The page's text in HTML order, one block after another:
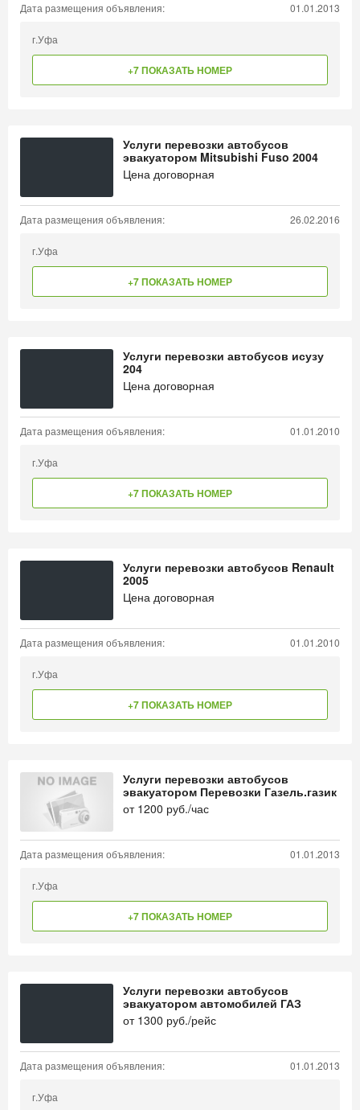
Дата размещения объявления: 01.01.2013
г.Уфа
+7 ПОКАЗАТЬ НОМЕР
Услуги перевозки автобусов
эвакуатором Mitsubishi Fuso 2004
Цена договорная
Дата размещения объявления: 26.02.2016
г.Уфа
+7 ПОКАЗАТЬ НОМЕР
Услуги перевозки автобусов исузу
204
Цена договорная
Дата размещения объявления: 01.01.2010
г.Уфа
+7 ПОКАЗАТЬ НОМЕР
Услуги перевозки автобусов Renault
2005
Цена договорная
Дата размещения объявления: 01.01.2010
г.Уфа
+7 ПОКАЗАТЬ НОМЕР
Услуги перевозки автобусов
эвакуатором Перевозки Газель.газик
от 1200 руб./час
Дата размещения объявления: 01.01.2013
г.Уфа
+7 ПОКАЗАТЬ НОМЕР
Услуги перевозки автобусов
эвакуатором автомобилей ГАЗ
от 1300 руб./рейс
Дата размещения объявления: 01.01.2013
г.Уфа